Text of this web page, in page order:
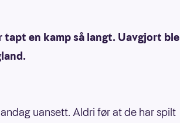
en kamp så langt. Uavgjort ble
uansett. Aldri før at de har spilt